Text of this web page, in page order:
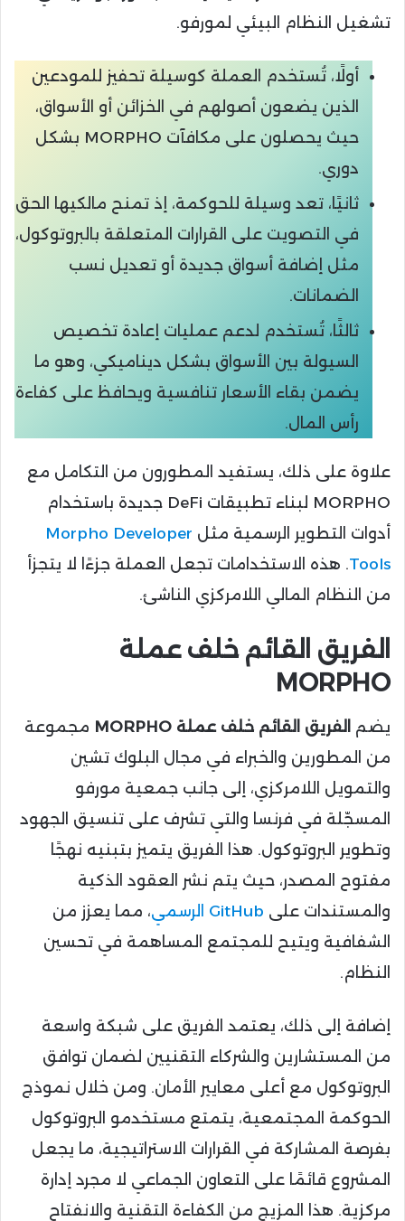
تشغيل النظام البيئي لمورفو.
أولًا، تُستخدم العملة كوسيلة تحفيز للمودعين
الذين يضعون أصولهم في الخزائن أو الأسواق،
حيث يحصلون على مكافآت MORPHO بشكل
دوري.
ثانيًا، تعد وسيلة للحوكمة، إذ تمنح مالكيها الحق
في التصويت على القرارات المتعلقة بالبروتوكول،
مثل إضافة أسواق جديدة أو تعديل نسب
الضمانات.
ثالثًا، تُستخدم لدعم عمليات إعادة تخصيص
السيولة بين الأسواق بشكل ديناميكي، وهو ما
يضمن بقاء الأسعار تنافسية ويحافظ على كفاءة
رأس المال.
علاوة على ذلك، يستفيد المطورون من التكامل مع
MORPHO لبناء تطبيقات DeFi جديدة باستخدام
أدوات التطوير الرسمية مثل Morpho Developer
Tools. هذه الاستخدامات تجعل العملة جزءًا لا يتجزأ
من النظام المالي اللامركزي الناشئ.
الفريق القائم خلف عملة
MORPHO
يضم الفريق القائم خلف عملة MORPHO
مجموعة
من المطورين والخبراء في مجال البلوك تشين
والتمويل اللامركزي، إلى جانب جمعية مورفو
المسجّلة في فرنسا والتي تشرف على تنسيق الجهود
وتطوير البروتوكول. هذا الفريق يتميز بتبنيه نهجًا
مفتوح المصدر، حيث يتم نشر العقود الذكية
والمستندات على GitHub الرسمي
، مما يعزز من
الشفافية ويتيح للمجتمع المساهمة في تحسين
النظام.
إضافة إلى ذلك، يعتمد الفريق على شبكة واسعة
من المستشارين والشركاء التقنيين لضمان توافق
البروتوكول مع أعلى معايير الأمان. ومن خلال نموذج
الحوكمة المجتمعية، يتمتع مستخدمو البروتوكول
بفرصة المشاركة في القرارات الاستراتيجية، ما يجعل
المشروع قائمًا على التعاون الجماعي لا مجرد إدارة
مركزية. هذا المزيج من الكفاءة التقنية والانفتاح